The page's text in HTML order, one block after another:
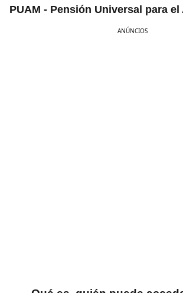
PUAM - Pensión Universal para
ANÚNCIOS